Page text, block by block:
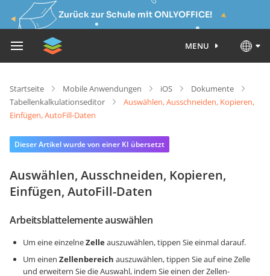
Zurück zur Schule mit ONLYOFFICE!
MENU
Startseite Mobile Anwendungen iOS
Dokumente
Tabellenkalkulationseditor
Auswählen, Ausschneiden, Kopieren,
Einfügen, AutoFill-Daten
Dieser Artikel wurde von einer KI übersetzt
Auswählen, Ausschneiden, Kopieren,
Einfügen, AutoFill-Daten
Arbeitsblattelemente auswählen
Um eine einzelneZelleauszuwählen, tippen Sie einmal darauf.
Um einen Zellenbereich auszuwählen, tippen Sie auf eine Zelle
und erweitern Sie die Auswahl, indem Sie einen der Zellen-